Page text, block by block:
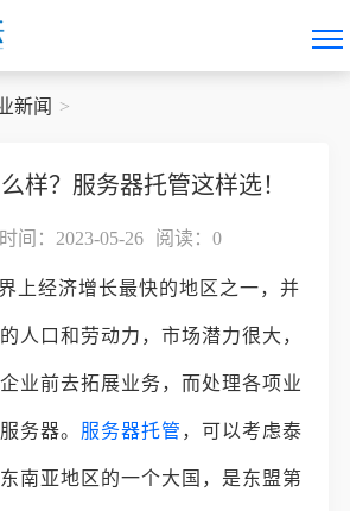
新闻
样？服务器托管这样选！
间：2023-05-26 阅读： 0
上经济增长最快的地区之一，并
人口和劳动力，市场潜力很大，
业前去拓展业务，而处理各项业
务器。 服务器托管 ，可以考虑泰
南亚地区的一个大国，是东盟第